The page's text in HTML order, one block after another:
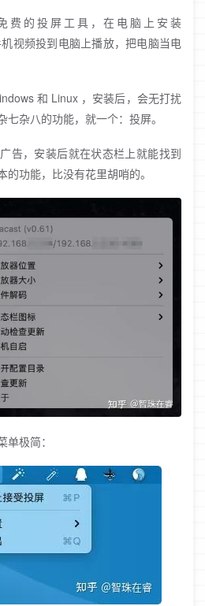
费的投屏工具，在电脑上安装
视频投到电脑上播放，把电脑当电
和 Linux ，安装后，会无打扰
杂八的功能，就一个：投屏。
告，安装后就在状态栏上就能找到
功能，比没有花里胡哨的。
极简：